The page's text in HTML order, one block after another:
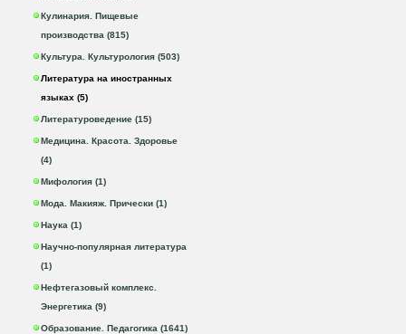
Кулинария. Пищевые
производства (815)
Культура. Культурология (503)
Литература на иностранных
языках (5)
Литературоведение (15)
Медицина. Красота. Здоровье
(4)
Мифология (1)
Мода. Макияж. Прически (1)
Наука (1)
Научно-популярная литература
(1)
Нефтегазовый комплекс.
Энергетика (9)
Образование. Педагогика (1641)